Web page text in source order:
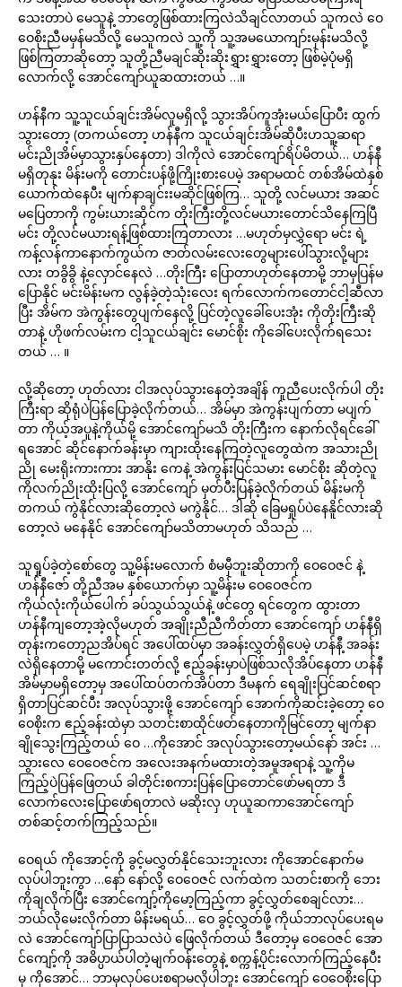
သေးတာပဲ မေသူနဲ့ ဘာတွေဖြစ်ထားကြလဲသိချင်လာတယ် သူကလဲ ဝေ
ဝေစိုးညီမမှန်မသိလို့ မေသူကလဲ သူ့ကို သူ့အမယောကျာ်းမှန်းမသိလို့
ဖြစ်ကြတာဆိုတော့ သူတို့ညီမချင်ဆိုးဆိုးရွှားရွှားတော့ ဖြစ်မဲ့ပုံမရှိ
လောက်လို့ အောင်ကျော်ယူဆထားတယ် …။
ဟန်နီက သူ့သူငယ်ချင်းအိမ်လူမရှိလို့ သွားအိပ်ကူအုံးမယ်ပြောပီး ထွက်
သွားတော့ (တကယ်တော့ ဟန်နီက သူငယ်ချင်းအိမ်ဆိုပီးဟသူ့ဆရာ
မင်းညိုအိမ်မှာသွားနှပ်နေတာ) ဒါကိုလဲ အောင်ကျော်ရိပ်မိတယ်… ဟန်နီ
မရှိတုနုး မိန်းမကို တောင်းပန်ဖို့ကြိုးစားပေမဲ့ အရာမထင် တစ်အိမ်ထဲနှစ်
ယောက်ထဲနေပီး မျက်နာချင်းးမဆိုင်ဖြစ်ကြ… သူတို့ လင်မယား အဆင်
မပြေတာကို ကွမ်းယားဆိုင်က တိုးကြီးတို့လင်မယားတောင်သိနေကြပြီ
မင်း တို့လင်မယားရန့်ဖြစ်ထားကြတာလား …မဟုတ်မှလွှဲရော မင်း ရဲ့
ကန့်လန်ကာနောက်ကွယ်က ဇာတ်လမ်းလေးတွေများပေါ်သွားလို့များ
လား တခွိခွိ နဲ့လှောင်နေလဲ …တိုးကြီး ပြောတာဟုတ်နေတာမို့ ဘာမှပြန်မ
ပြောနိုင် မင်းမိန်းမက လွန်ခဲ့တဲ့သုံးလေး ရက်လောက်ကတောင်ငါ့ဆီလာ
ပြီး အိမ်က အဲကွန်းတွေပျက်နေလို့ ပြင်တဲ့လူခေါ်ပေးအုံး ကိုတိုးကြီးဆို
တာနဲ့ ဟိုဖက်လမ်းက ငါ့သူငယ်ချင်း မောင်စိုး ကိုခေါ်ပေးလိုက်ရသေး
တယ် … ။
လို့ဆိုတော့ ဟုတ်လား ငါအလုပ်သွားနေတဲ့အချိန် ကူညီပေးလိုက်ပါ တိုး
ကြီးရာ ဆိုရုံပဲပြန်ပြောခဲ့လိုက်တယ်… အိမ်မှာ အဲကွန်းပျက်တာ မပျက်
တာ ကိုယ့်အပူနဲ့ကိုယ်မို့ အောင်ကျော်မသိ တိုးကြီးက နောက်လိုရင်ခေါ်
ရအောင် ဆိုင်နောက်ခန်းမှာ ကျားထိုးနေကြတဲ့လူတွေထဲက အသားညို
ညို မေးရိုးကားကား အာနိုး ကေနဲ့ အဲကွန်းပြင်သမား မောင်စိုး ဆိုတဲ့လူ
ကိုလက်ညိုးထိုးပြလို့ အောင်ကျော် မှတ်ပီးပြန်ခဲ့လိုက်တယ် မိန်းမကို
တကယ် ကွဲနိုင်လားဆိုတော့လဲ မကွဲနိုင်… ဒါဆို ခြေမရှုပ်ပဲနေနိူင်လားဆို
တော့လဲ မနေနိုင် အောင်ကျော်မသိတာမဟုတ် သိသည် …
သူရှုပ်ခဲ့တဲ့စော်တွေ သူ့မိန်းမလောက် စံမမှီဘူးဆိုတာကို ဝေဝေဇင် နဲ့
ဟန်နီဇော် တို့ညီအမ နှစ်ယောက်မှာ သူ့မိန်းမ ဝေဝေဇင်က
ကိုယ်လုံးကိုယ်ပေါက် ခပ်သွယ်သွယ်နဲ့ ဖင်တွေ ရင်တွေက ထွားတာ
ဟန်နီကျတော့အဲ့လိုမဟုတ် အချိုးညီညီကိတ်တာ အောင်ကျော် ဟန်နီရှိ
တုန်းကတော့ညအိပ်ရင် အပေါ်ထပ်မှာ အခန်းလွှတ်ရှိပေမဲ့ ဟန်နီ့ အခန်း
လဲရှိနေတာမို့ မကောင်းတတ်လို့ ဧည့်ခန်းမှာပဲဖြစ်သလိုအိပ်နေတာ ဟန်နီ
အိမ်မှာမရှိတော့မှ အပေါ်ထပ်တက်အိပ်တာ ဒီမနက် ရေချိုးပြင်ဆင်စရာ
ရှိတာပြင်ဆင်ပီး အလုပ်သွားဖို့ အောင်ကျော် အောက်ကိုဆင်းခဲ့တော့ ဝေ
ဝေစိုးက ဧည့်ခန်းထဲမှာ သတင်းစာထိုင်ဖတ်နေတာကိုမြင်တော့ မျက်နာ
ချိုသွေးကြည့်တယ် ဝေ …ကိုအောင် အလုပ်သွားတော့မယ်နော် အင်း …
သွားလေ ဝေဝေဇင်က အလေးအနက်မထားတဲ့အမူအရာနဲ့ သူ့ကိုမ
ကြည့်ပဲပြန်ဖြေတယ် ခါတိုင်းစကားပြန်ပြောတောင်ဖော်မရတာ ဒီ
လောက်လေးပြောဖော်ရတာလဲ မဆိုးလှ ဟုယူဆကာအောင်ကျော်
တစ်ဆင့်တက်ကြည့်သည်။
ဝေရယ် ကိုအောင့်ကို ခွင့်မလွှတ်နိုင်သေးဘူးလား ကိုအောင်နောက်မ
လုပ်ပါဘူးကွာ …နော် နော်လို့ ဝေဝေဇင် လက်ထဲက သတင်းစာကို ဘေး
ကိုချလိုက်ပြီး အောင်ကျော့်ကိုမော့ကြည့်ကာ ခွင့်လွှတ်စေချင်လား…
ဘယ်လိုမေးလိုက်တာ မိန်းမရယ်… ဝေ ခွင့်လွှတ်ဖို့ ကိုယ်ဘာလုပ်ပေးရမ
လဲ အောင်ကျော်ပြာပြာသလဲပဲ ဖြေလိုက်တယ် ဒီတော့မှ ဝေဝေဇင် အော
င်ကျော့်ကို အဓိပ္ပာယ်ပါတဲ့မျက်ဝန်းတွေနဲ့ စက္ကန့်ပိုင်းလောက်ကြည့်နေပီး
မှ ကိုအောင်… ဘာမှလုပ်ပေးစရာမလိုပါဘူး အောင်ကျော် ဝေဝေစိုးပြော